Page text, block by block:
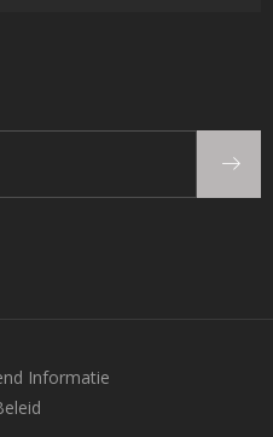
Informatie